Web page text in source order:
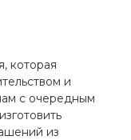
которая
и
с очередным
из